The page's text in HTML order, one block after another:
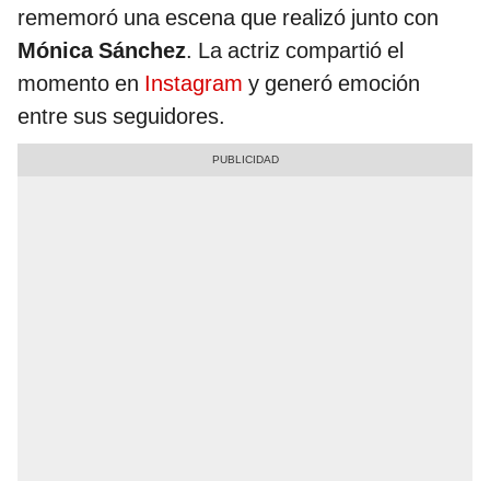
rememoró una escena que realizó junto con
Mónica Sánchez. La actriz compartió el
momento en Instagram y generó emoción
entre sus seguidores.